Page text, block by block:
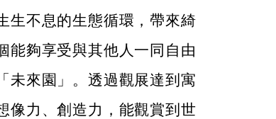
生不息的生態循環，帶來綺
能夠享受與其他人一同自由
未來園」。透過觀展達到寓
像力、創造力，能觀賞到世